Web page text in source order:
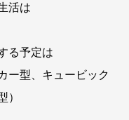
活は
る予定は
ー型、キュービック
）